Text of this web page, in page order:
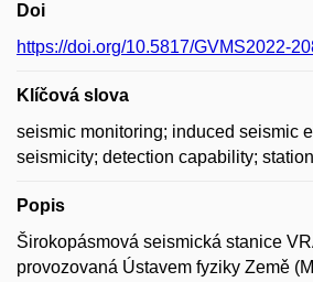
Doi
https://doi.org/10.5817/GVMS2022-
Klíčová slova
seismic monitoring; induced seismic
seismicity; detection capability;
Popis
Širokopásmová seismická stanice
provozovaná Ústavem fyziky Země